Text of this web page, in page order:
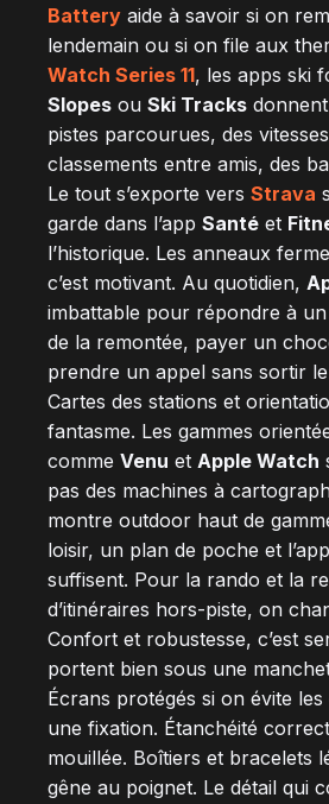
Battery aide à savoir si on
lendemain ou si on file aux
Watch Series 11, les apps ski
Slopes ou Ski Tracks
pistes parcourues, des
classements entre amis, des
Le tout s’exporte vers Strava
garde dans l’app Santé et
l’historique. Les anneaux
c’est motivant. Au quotidien,
imbattable pour répondre à un
de la remontée, payer un
prendre un appel sans sortir
Cartes des stations et
fantasme. Les gammes
comme Venu et Apple Watch
pas des machines à
montre outdoor haut de
loisir, un plan de poche et
suffisent. Pour la rando et la
d’itinéraires hors-piste, on
Confort et robustesse, c’est
portent bien sous une
Écrans protégés si on évite
une fixation. Étanchéité
mouillée. Boîtiers et bracelets
gêne au poignet. Le détail qui